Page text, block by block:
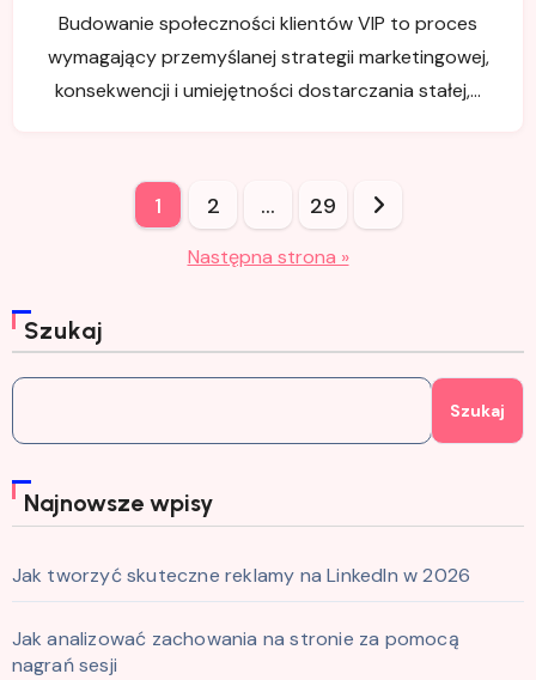
Budowanie społeczności klientów VIP to proces
wymagający przemyślanej strategii marketingowej,
konsekwencji i umiejętności dostarczania stałej,…
Stronicowanie
1 2 … 29
Następna strona »
Szukaj
Szukaj
Najnowsze wpisy
Jak tworzyć skuteczne reklamy na LinkedIn w 2026
Jak analizować zachowania na stronie za pomocą
nagrań sesji